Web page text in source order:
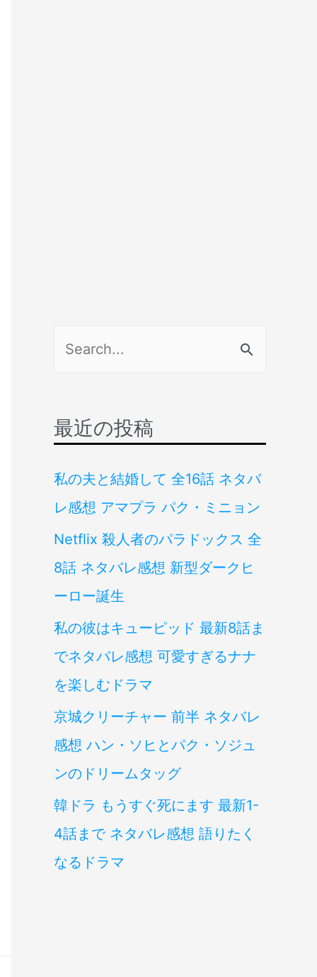
象
最近の投稿
私の夫と結婚して 全16話 ネタバ
レ感想 アマプラ パク・ミニョン
Netflix 殺人者のパラドックス 全
8話 ネタバレ感想 新型ダークヒ
ーロー誕生
私の彼はキューピッド 最新8話ま
でネタバレ感想 可愛すぎるナナ
を楽しむドラマ
京城クリーチャー 前半 ネタバレ
感想 ハン・ソヒとパク・ソジュ
ンのドリームタッグ
韓ドラ もうすぐ死にます 最新1-
4話まで ネタバレ感想 語りたく
なるドラマ